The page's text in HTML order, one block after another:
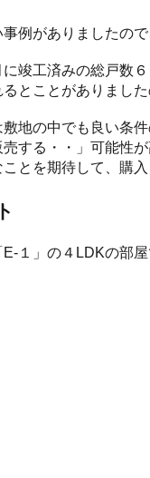
例がありましたので
竣工済みの総戸数
とことがありまし
地の中でも良い条
売する・・」可能性
とを期待して、購
１」の４LDKの部屋